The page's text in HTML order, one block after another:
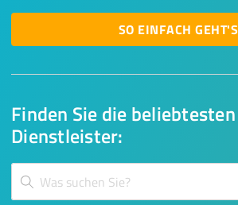
Finden Sie die beliebtesten
Dienstleister:
SO EINFACH GEHT'S